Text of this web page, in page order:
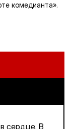
комедианта».
сердце. В